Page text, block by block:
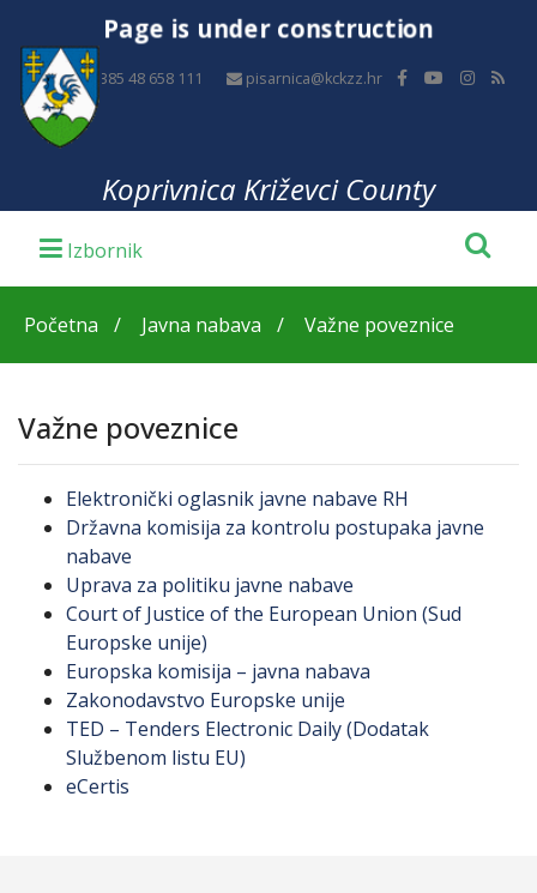
Page is under construction
+385 48 658 111 pisarnica@kckzz.hr
Koprivnica Križevci County
Početna Javna nabava Važne poveznice
Važne poveznice
Elektronički oglasnik javne nabave RH
Državna komisija za kontrolu postupaka javne
nabave
Uprava za politiku javne nabave
Court of Justice of the European Union (Sud
Europske unije)
Europska komisija – javna nabava
Zakonodavstvo Europske unije
TED – Tenders Electronic Daily (Dodatak
Službenom listu EU)
eCertis